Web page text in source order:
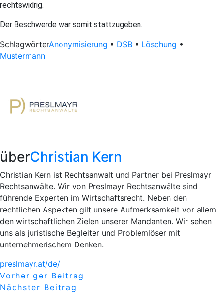
rechtswidrig.
Der Beschwerde war somit stattzugeben.
SchlagwörterAnonymisierung • DSB • Löschung •
Mustermann
überChristian Kern
Christian Kern ist Rechtsanwalt und Partner bei Preslmayr
Rechtsanwälte. Wir von Preslmayr Rechtsanwälte sind
führende Experten im Wirtschaftsrecht. Neben den
rechtlichen Aspekten gilt unsere Aufmerksamkeit vor allem
den wirtschaftlichen Zielen unserer Mandanten. Wir sehen
uns als juristische Begleiter und Problemlöser mit
unternehmerischem Denken.
preslmayr.at/de/
Beitragsnavigation
Vorheriger Beitrag
Nächster Beitrag